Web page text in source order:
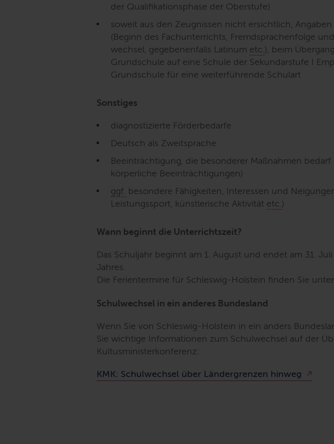
der Qualifikationsphase der Oberstufe)
soweit aus den Zeugnissen nicht ersichtlich,
(Beginn des Fachunterrichts, Fremdsprachenfolge
wechsel, gegebenenfalls Latinum etc.), beim
Grundschule auf eine Schule der Sekundarstufe I
Grundschule für eine weiterführende Schulart
Sonstiges
diagnostizierte Förderbedarfe
Deutsch als Zweitsprache
Beeinträchtigung, die besonderer Maßnahmen bedarf
körperliche Beeinträchtigungen)
ggf. besondere Fähigkeiten, Interessen und
Leistungssport, künstlerische Aktivität etc.)
Wann beginnt die Unterrichtszeit?
Das Schuljahr beginnt am 1. August und endet am 31.
Jahres.
Die Ferientermine für Schleswig-Holstein finden Sie unter
Schulwechsel in ein anderes Bundesland
Wenn Sie von Schleswig-Holstein in ein anders
Sie wichtige Informationen zum Schulwechsel auf der
Kultusministerkonferenz:
KMK: Schulwechsel über Ländergrenzen hinweg